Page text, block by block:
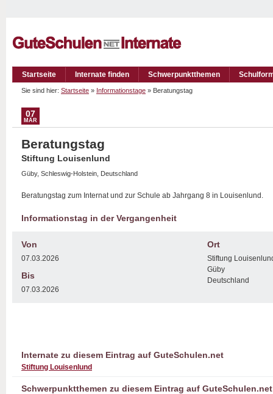
Startseite Internate finden Schwerpunktthemen
Sie sind hier: Startseite » Informationstage » Beratungstag
07
MÄR
Beratungstag
Stiftung Louisenlund
Güby, Schleswig-Holstein, Deutschland
Beratungstag zum Internat und zur Schule ab Jahrgang 8 in Louisenlund.
Informationstag in der Vergangenheit
Von
07.03.2026
Bis
07.03.2026
Ort
Stiftung
Güby
Deutschland
Internate zu diesem Eintrag auf GuteSchulen.net
Stiftung Louisenlund
Schwerpunktthemen zu diesem Eintrag auf GuteSchulen.net